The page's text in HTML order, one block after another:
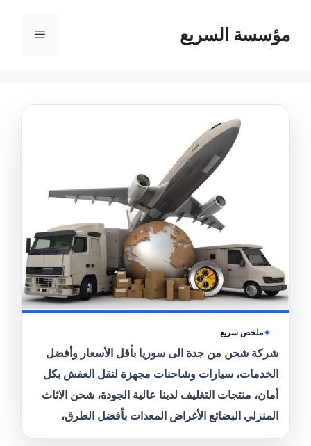
مؤسسة السريع القائمة
ملخص سريع
شركة شحن من جدة الى سوريا بأقل الأسعار وأفضل
الخدمات، سيارات وشاحنات مجهزة لنقل العفش بكل
أمان، منتجات التغليف لدينا عالية الجودة، شحن الاثاث
المنزلي البضائع الأغراض المعدات بأفضل الطرق،